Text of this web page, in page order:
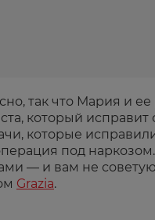
так что Мария и ее
который исправит
которые
под
— и вам не
Grazia.